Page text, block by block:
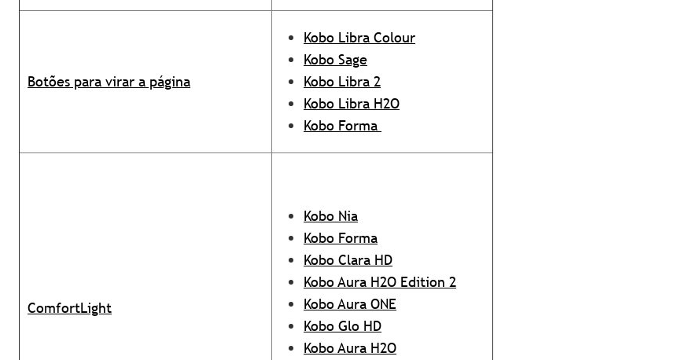
Botões para virar a página
Kobo Libra Colour
Kobo Sage
Kobo Libra 2
Kobo Libra H2O
Kobo Forma
ComfortLight
Kobo Nia
Kobo Forma
Kobo Clara HD
Kobo Aura H2O Edition 2
Kobo Aura ONE
Kobo Glo HD
Kobo Aura H2O